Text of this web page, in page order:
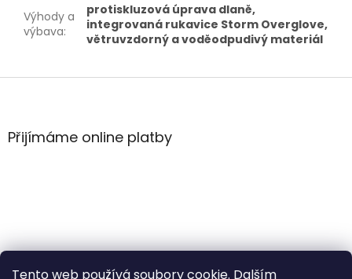
Tento web používá soubory cookie. Dalším
Výhody a
výbava:
protiskluzová úprava dlaně,
integrovaná rukavice Storm Overglove,
větruvzdorný a voděodpudivý materiál
Z
aPřijímáme online platby